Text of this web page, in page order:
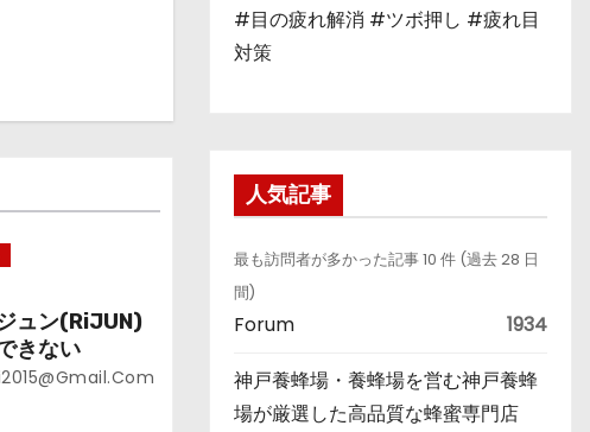
ュン(RiJUN)
きない
#目の疲れ解消 #ツボ押し #疲れ目
対策
人気記事
最も訪問者が多かった記事 10 件 (過去 28 日
間)
Forum 1934
神戸養蜂場・養蜂場を営む神戸養蜂
場が厳選した高品質な蜂蜜専門店